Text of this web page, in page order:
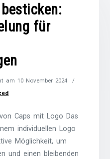
für
am10 November 2024
Caps mit Logo Das
individuellen Logo
Möglichkeit, um
und einen bleibenden